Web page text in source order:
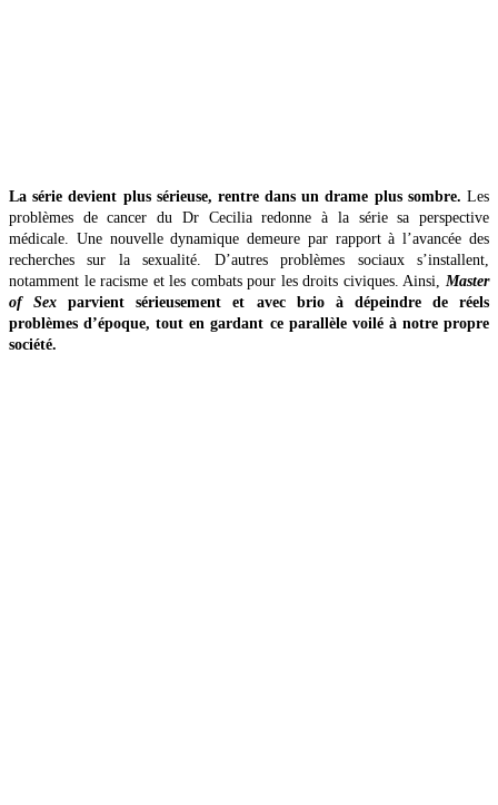
La série devient plus sérieuse, rentre dans un drame plus sombre. Les
problèmes de cancer du Dr Cecilia redonne à la série sa perspective
médicale. Une nouvelle dynamique demeure par rapport à l’avancée des
recherches sur la sexualité. D’autres problèmes sociaux s’installent,
notamment le racisme et les combats pour les droits civiques. Ainsi, Master
of Sexparvient sérieusement et avec brio à dépeindre de réels
problèmes d’époque, tout en gardant ce parallèle voilé à notre propre
société.